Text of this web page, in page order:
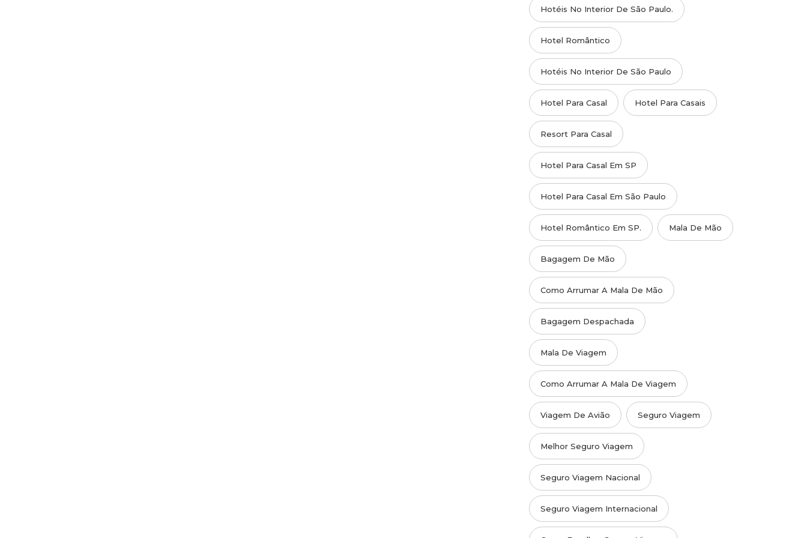
Hotéis No Interior De São Paulo.
Hotel Romântico
Hotéis No Interior De São Paulo
Hotel Para Casal Hotel Para Casais
Resort Para Casal
Hotel Para Casal Em SP
Hotel Para Casal Em São Paulo
Hotel Romântico Em SP. Mala De Mão
Bagagem De Mão
Como Arrumar A Mala De Mão
Bagagem Despachada
Mala De Viagem
Como Arrumar A Mala De Viagem
Viagem De Avião Seguro Viagem
Melhor Seguro Viagem
Seguro Viagem Nacional
Seguro Viagem Internacional